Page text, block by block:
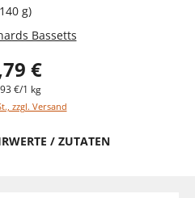
g)
Bassetts
€
€/1 kg
zzgl. Versand
/ ZUTATEN